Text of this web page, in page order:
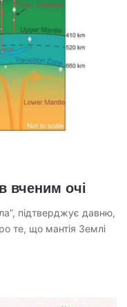
вченим очі
підтверджує давню,
те, що мантія Землі